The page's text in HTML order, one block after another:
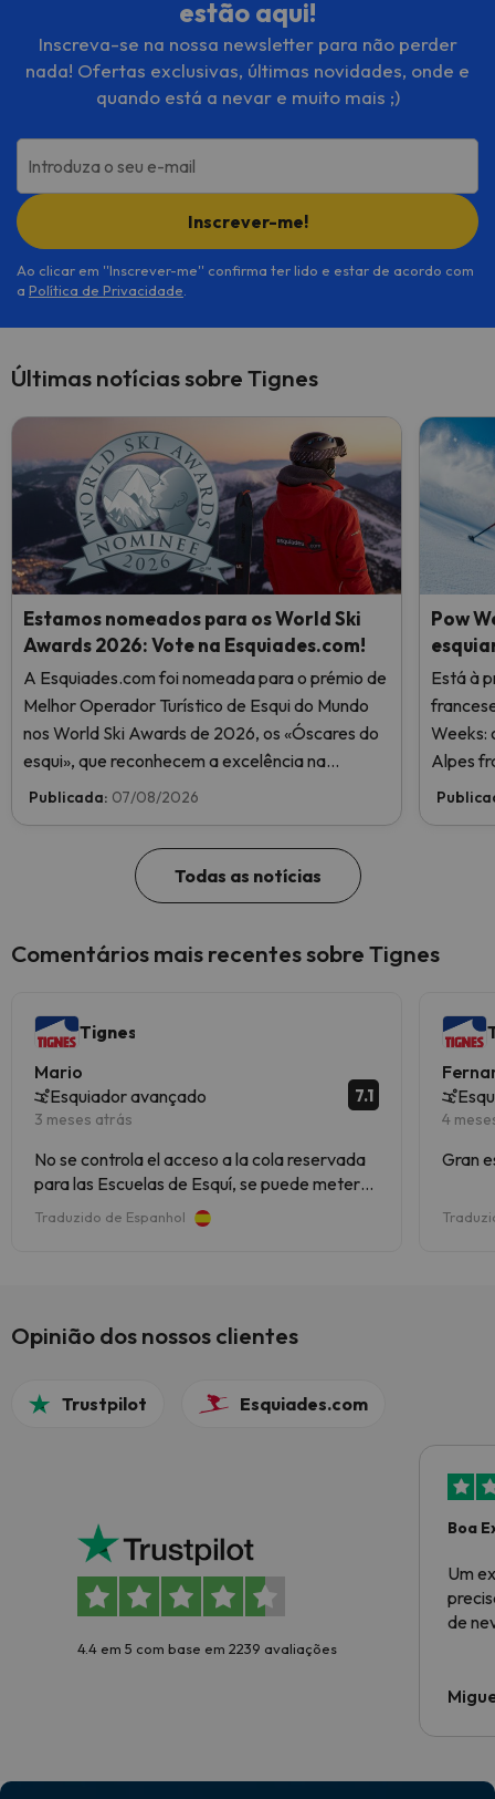
estão aqui!
Inscreva-se na nossa newsletter para não perder
nada! Ofertas exclusivas, últimas novidades, onde e
quando está a nevar e muito mais ;)
Introduza o seu e-mail
Inscrever-me!
Ao clicar em ''Inscrever-me'' confirma ter lido e estar de acordo com
a Política de Privacidade
Últimas notícias sobre Tignes
Estamos nomeados para os World Ski
Awards 2026: Vote na Esquiades.com!
A Esquiades.com foi nomeada para o prémio de
Melhor Operador Turístico de Esqui do Mundo
nos World Ski Awards de 2026, os «Óscares do
esqui», que reconhecem a excelência na
indústria do esqui. Vote agora e ajude-nos a
Publicada: 07/08/2026
Pow
Está à
Weeks:
Alpes
Todas as notícias
Comentários mais recentes sobre Tignes
Tignes
Mario
Esquiador avançado
3 meses atrás
7.1
No se controla el acceso a la cola reservada
para las Escuelas de Esquí, se puede meter
cualquiera que se quiera identificar como
Profesor, o cualquiera en general, podrían
Traduzido de Espanhol
4
Gran
Opinião dos nossos clientes
Trustpilot Esquiades.com
4.4 em 5 com base em 2239 avaliações
Boa
Um
de